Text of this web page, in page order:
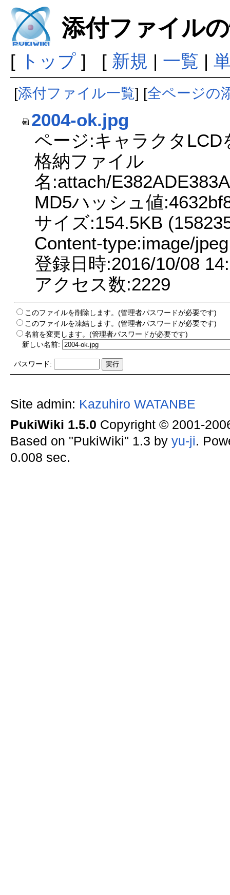
添付ファイル
[ トップ] [ 新規 | 一覧 |
[添付ファイル一覧] [全ページの
2004-ok.jpg
ページ:キャラクタLCD
格納ファイル
名:attach/
MD5ハッシュ値
サイズ:154.5KB
Content-type:image/jpeg
登録日時:2016/10/08
アクセス数:2229
このファイルを削除します。(管理者パスワードが必要です)
このファイルを凍結します。(管理者パスワードが必要です)
名前を変更します。(管理者パスワードが必要です)
新しい名前:
パスワード:
Site admin: Kazuhiro WATANBE
PukiWiki 1.5.0 Copyright © 2001-
Based on "PukiWiki" 1.3 by yu-ji.
0.008 sec.